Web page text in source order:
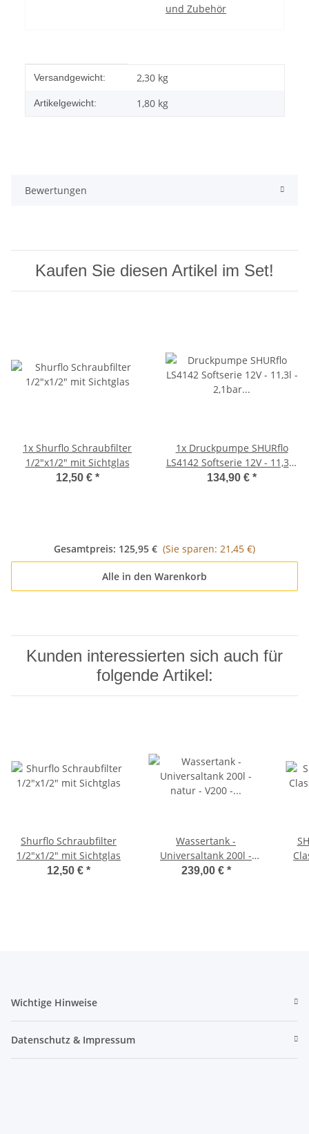
und Zubehör
Produkteigenschaft
Wert
Versandgewicht: 2,30 kg
Artikelgewicht: 1,80 kg
Bewertungen
Kaufen Sie diesen Artikel im Set!
1x Shurflo Schraubfilter
1/2"x1/2" mit Sichtglas
12,50 € *
1x Druckpumpe SHURflo
LS4142 Softserie 12V - 11,3l -
2,1bar / Frischwasser
134,90 € *
Gesamtpreis: 125,95 € (Sie sparen: 21,45 €)
Alle in den Warenkorb
Kunden interessierten sich auch für
folgende Artikel:
Shurflo Schraubfilter
1/2"x1/2" mit Sichtglas
12,50 € *
Wassertank -
Universaltank 200l -
natur - V200 - Kanister -
239,00 € *
Wichtige Hinweise
Datenschutz & Impressum